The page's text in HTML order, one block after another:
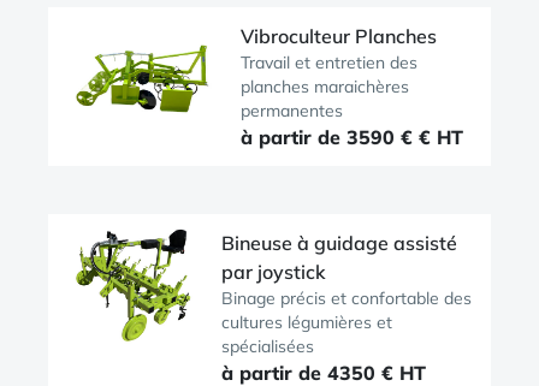
Vibroculteur Planches
Travail et entretien des
planches maraichères
permanentes
à partir de 3590 € € HT
Bineuse à guidage assisté
par joystick
Binage précis et confortable des
cultures légumières et
spécialisées
à partir de 4350 € HT